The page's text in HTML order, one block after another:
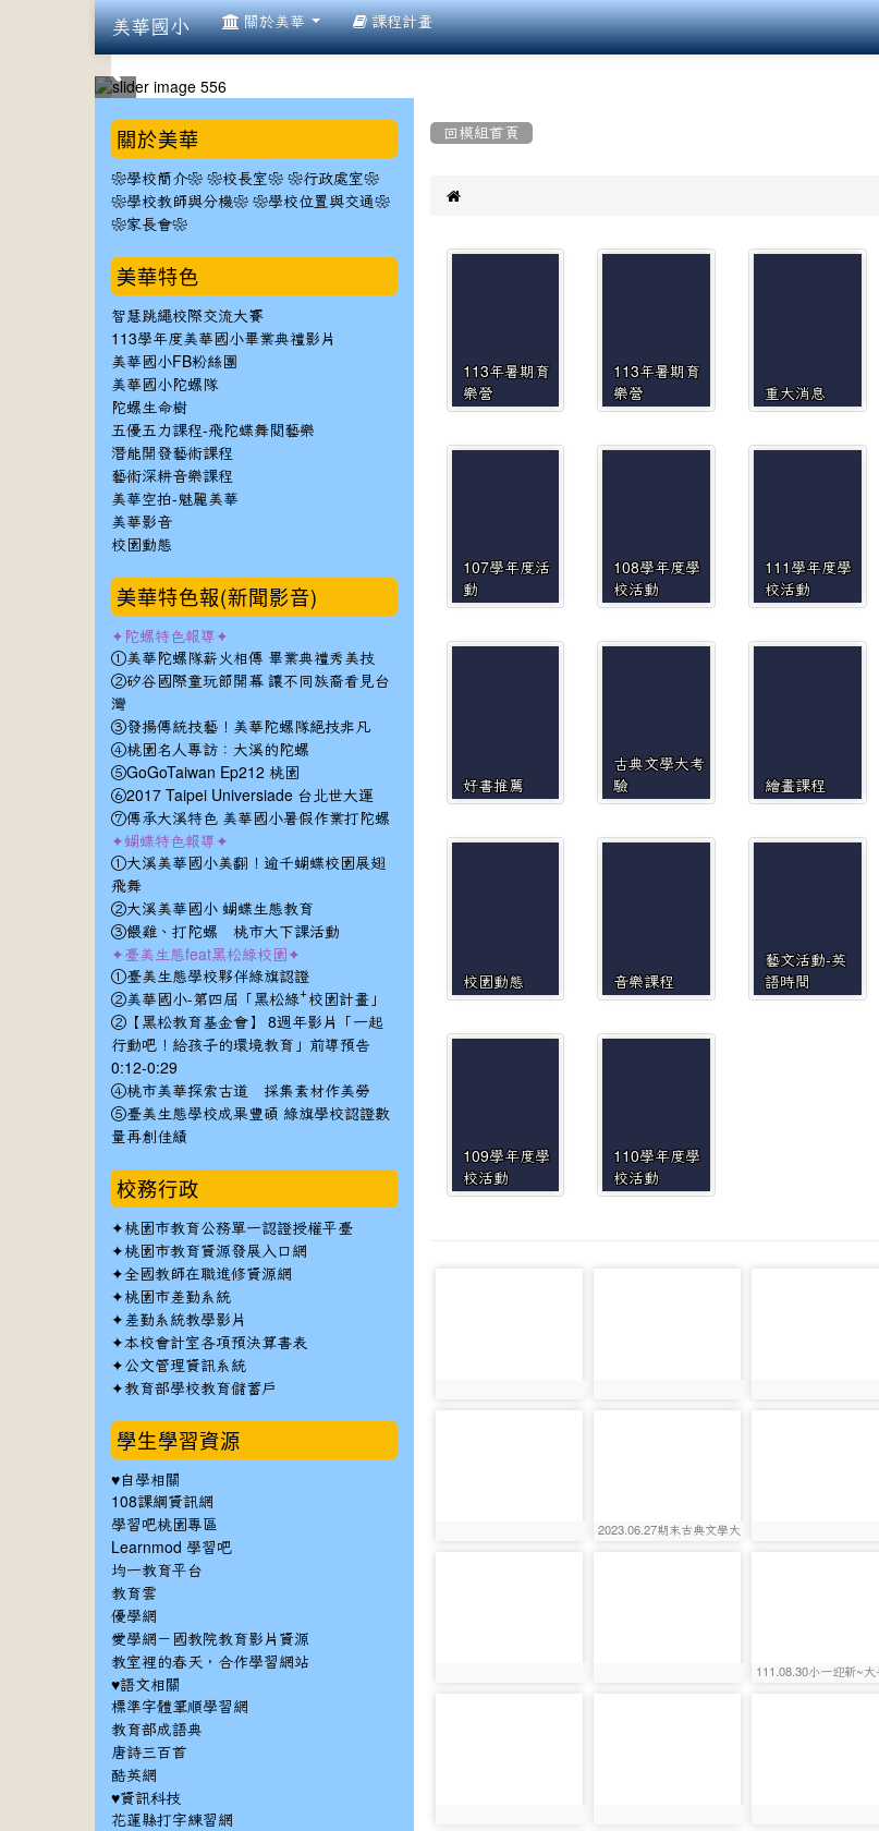
美華國小 關於美華 課程計畫
回模組首頁

113年暑期育
樂營
113年暑期育
樂營
重大消息
107學年度活
動
108學年度學
校活動
111學年度學
校活動
好書推薦
古典文學大考
驗
繪畫課程
校園動態 音樂課程
藝文活動-英
語時間
109學年度學
校活動
110學年度學
校活動
2023.06.27期末古典文學大
photo:2861
111.08.30小一迎新~大
photo:2616
::: 關於美華
❀學校簡介❀ ❀校長室❀ ❀行政處室❀
❀學校教師與分機❀ ❀學校位置與交通❀
❀家長會❀
美華特色
智慧跳繩校際交流大賽
113學年度美華國小畢業典禮影片
美華國小FB粉絲團
美華國小陀螺隊
陀螺生命樹
五優五力課程-飛陀蝶舞閱藝樂
潛能開發藝術課程
藝術深耕音樂課程
美華空拍-魅麗美華
美華影音
校園動態
美華特色報(新聞影音)
✦陀螺特色報導✦
①美華陀螺隊薪火相傳 畢業典禮秀美技
②矽谷國際童玩節開幕 讓不同族裔看見台
灣
③發揚傳統技藝！美華陀螺隊絕技非凡
④桃園名人專訪：大溪的陀螺
⑤GoGoTaiwan Ep212 桃園
⑥2017 Taipei Universiade 台北世大運
⑦傳承大溪特色 美華國小暑假作業打陀螺
✦蝴蝶特色報導✦
①大溪美華國小美翻！逾千蝴蝶校園展翅
飛舞
②大溪美華國小 蝴蝶生態教育
③餵雞、打陀螺 桃市大下課活動
✦臺美生態feat黑松綠校園✦
①臺美生態學校夥伴綠旗認證
②美華國小-第四屆「黑松綠⁺校園計畫」
②【黑松教育基金會】 8週年影片「一起
行動吧！給孩子的環境教育」前導預告
0:12-0:29
④桃市美華探索古道 採集素材作美勞
⑤臺美生態學校成果豐碩 綠旗學校認證數
量再創佳績
校務行政
✦桃園市教育公務單一認證授權平臺
✦桃園市教育資源發展入口網
✦全國教師在職進修資源網
✦桃園市差勤系統
✦ 差勤系統教學影片
✦本校會計室各項預決算書表
✦公文管理資訊系統
✦教育部學校教育儲蓄戶
學生學習資源
♥自學相關
108課綱資訊網
學習吧桃園專區
Learnmod 學習吧
均一教育平台
教育雲
優學網
愛學網－國教院教育影片資源
教室裡的春天，合作學習網站
♥語文相關
標準字體筆順學習網
教育部成語典
唐詩三百首
酷英網
♥資訊科技
花蓮縣打字練習網